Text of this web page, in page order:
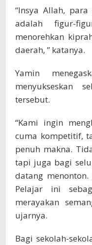
“Insya Allah,
adalah figur-
menorehkan
daerah, ” katanya.
Yamin
menyukseskan
tersebut.
“Kami ingin
cuma kompetitif,
penuh makna.
tapi juga bagi
datang
Pelajar ini
merayakan
ujarnya.
Bagi sekolah-